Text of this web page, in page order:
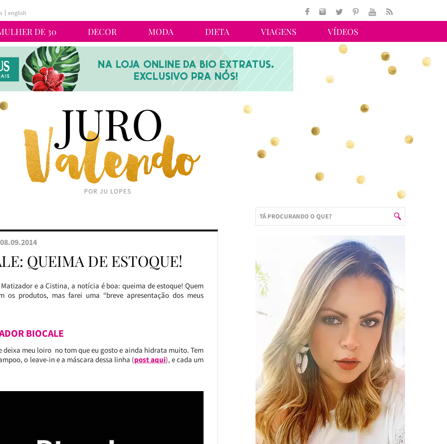
DE 30 DECOR MODA DIETA VIAGENS VÍDEOS
english
08.09.2014
QUEIMA DE ESTOQUE!
e a Cistina, a notícia é boa: queima de estoque! Quem
produtos, mas farei uma “breve apresentação dos meus
BIOCALE
deixa meu loiro no tom que eu gosto e ainda hidrata muito. Tem
o leave-in e a máscara dessa linha (post aqui), e cada um